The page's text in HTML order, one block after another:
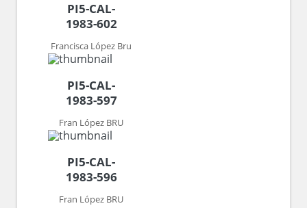
PI5-CAL-
1983-602
Francisca López Bru
PI5-CAL-
1983-597
Fran López BRU
PI5-CAL-
1983-596
Fran López BRU